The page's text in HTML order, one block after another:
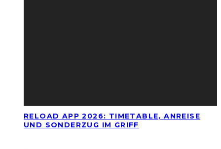
RELOAD APP 2026: TIMETABLE, ANREISE
UND SONDERZUG IM GRIFF